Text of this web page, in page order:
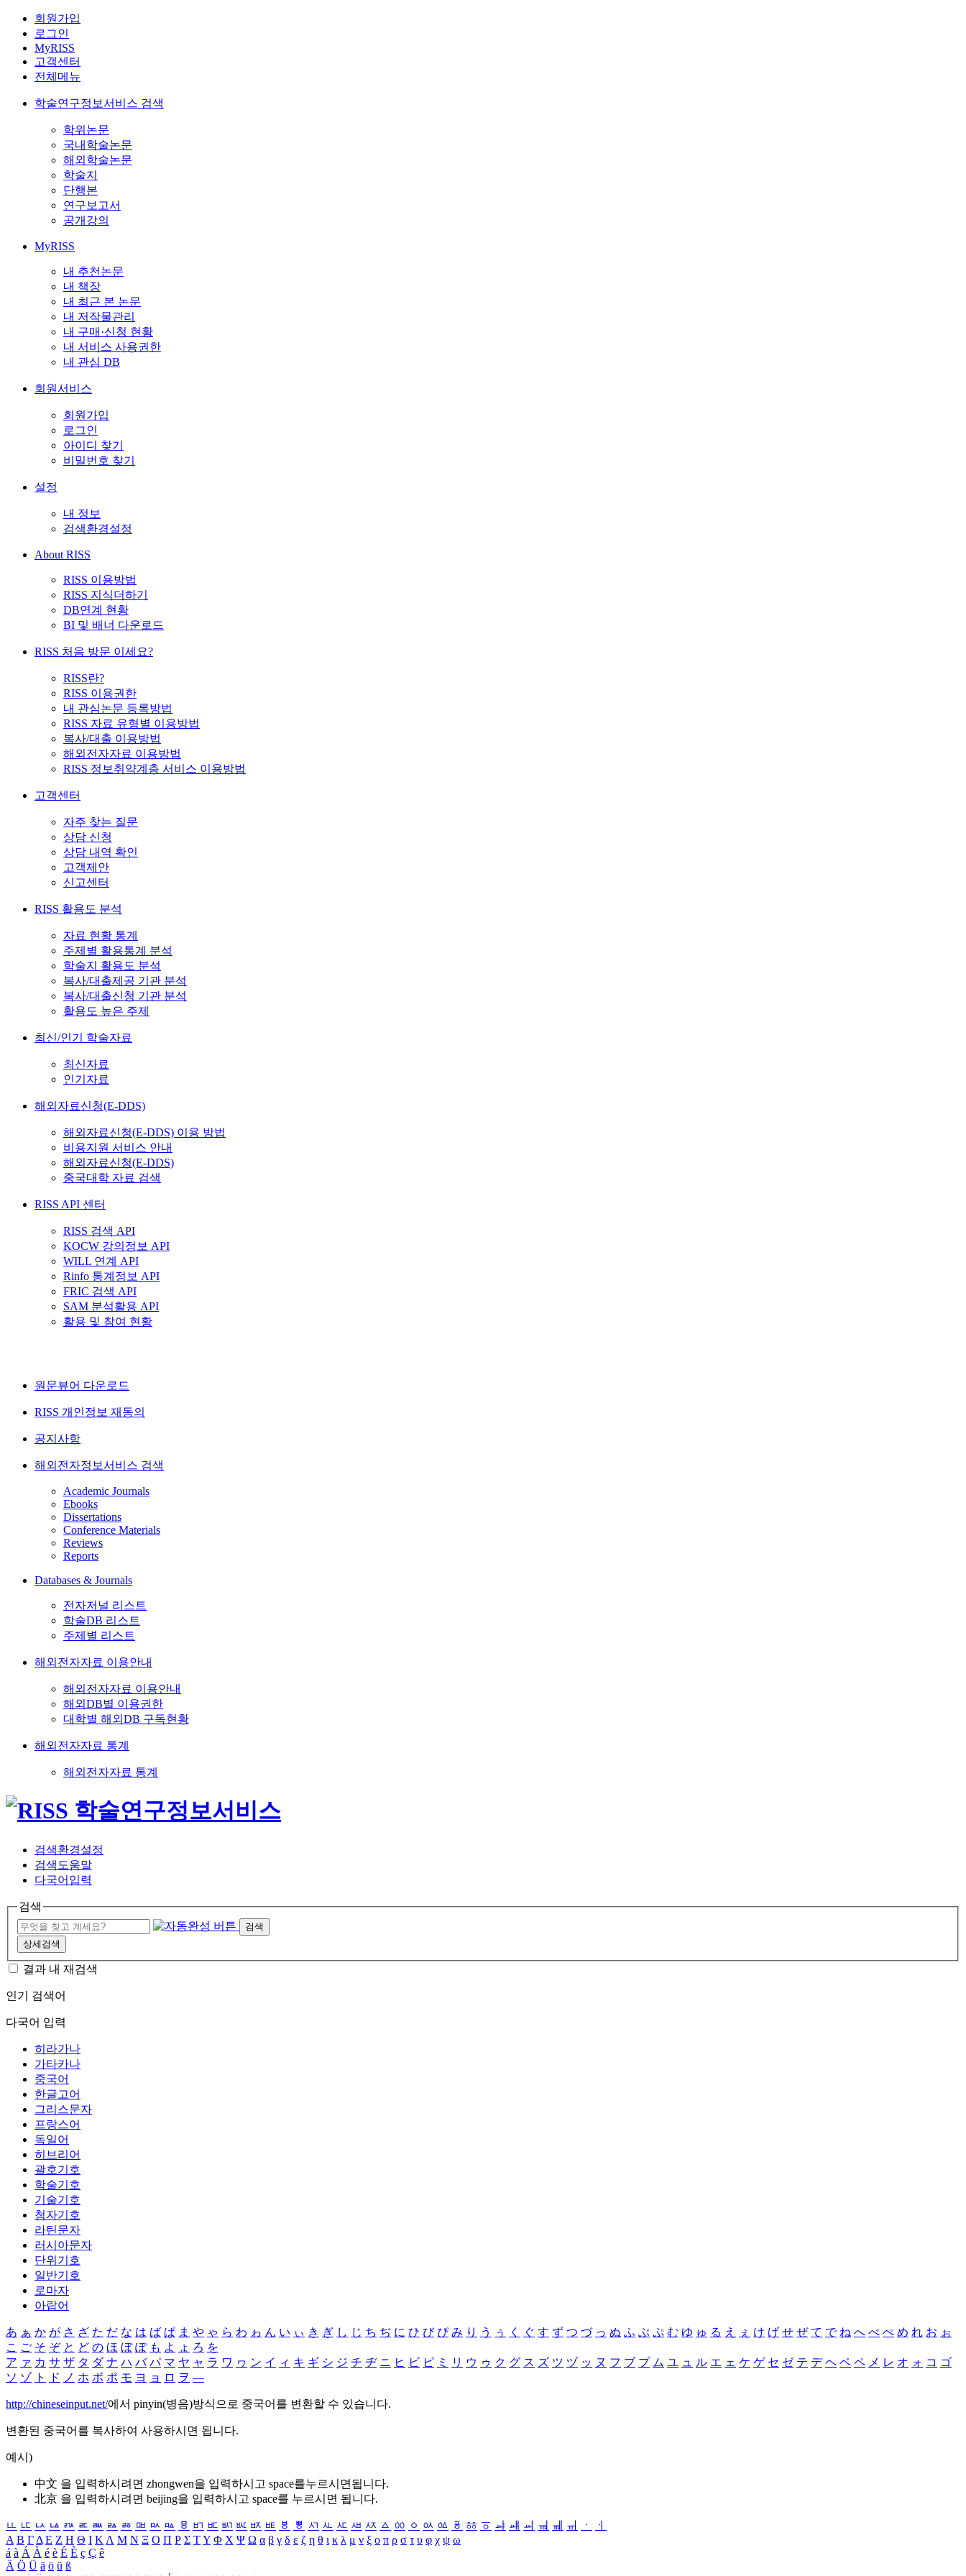
회원가입
로그인
MyRISS
고객센터
전체메뉴
학술연구정보서비스 검색
학위논문
국내학술논문
해외학술논문
학술지
단행본
연구보고서
공개강의
MyRISS
내 추천논문
내 책장
내 최근 본 논문
내 저작물관리
내 구매·신청 현황
내 서비스 사용권한
내 관심 DB
회원서비스
회원가입
로그인
아이디 찾기
비밀번호 찾기
설정
내 정보
검색환경설정
About RISS
RISS 이용방법
RISS 지식더하기
DB연계 현황
BI 및 배너 다운로드
RISS 처음 방문 이세요?
RISS란?
RISS 이용권한
내 관심논문 등록방법
RISS 자료 유형별 이용방법
복사/대출 이용방법
해외전자자료 이용방법
RISS 정보취약계층 서비스 이용방법
고객센터
자주 찾는 질문
상담 신청
상담 내역 확인
고객제안
신고센터
RISS 활용도 분석
자료 현황 통계
주제별 활용통계 분석
학술지 활용도 분석
복사/대출제공 기관 분석
복사/대출신청 기관 분석
활용도 높은 주제
최신/인기 학술자료
최신자료
인기자료
해외자료신청(E-DDS)
해외자료신청(E-DDS) 이용 방법
비용지원 서비스 안내
해외자료신청(E-DDS)
중국대학 자료 검색
RISS API 센터
RISS 검색 API
KOCW 강의정보 API
WILL 연계 API
Rinfo 통계정보 API
FRIC 검색 API
SAM 분석활용 API
활용 및 참여 현황
원문뷰어 다운로드
RISS 개인정보 재동의
공지사항
해외전자정보서비스 검색
Academic Journals
Ebooks
Dissertations
Conference Materials
Reviews
Reports
Databases & Journals
전자저널 리스트
학술DB 리스트
주제별 리스트
해외전자자료 이용안내
해외전자자료 이용안내
해외DB별 이용권한
대학별 해외DB 구독현황
해외전자자료 통계
해외전자자료 통계
검색환경설정
검색도움말
다국어입력
검색
검색
상세검색
결과 내 재검색
인기 검색어
다국어 입력
히라가나
가타카나
중국어
한글고어
그리스문자
프랑스어
독일어
히브리어
괄호기호
학술기호
기술기호
첨자기호
라틴문자
러시아문자
단위기호
일반기호
로마자
아랍어
あ ぁ か が さ ざ た だ な は ば ぱ ま や ゃ ら わ ゎ ん い ぃ き ぎ し じ ち ぢ に ひ び ぴ み り う ぅ く ぐ す ず つ づ っ ぬ ふ ぶ ぷ む ゆ ゅ る え ぇ け げ せ ぜ て で ね へ べ ぺ め れ お ぉ
こ ご そ ぞ と ど の ほ ぼ ぽ も よ ょ ろ を
ア ァ カ サ ザ タ ダ ナ ハ バ パ マ ヤ ャ ラ ワ ヮ ン イ ィ キ ギ シ ジ チ ヂ ニ ヒ ビ ピ ミ リ ウ ゥ ク グ ス ズ ツ ヅ ッ ヌ フ ブ プ ム ユ ュ ル エ ェ ケ ゲ セ ゼ テ デ ヘ ベ ペ メ レ オ ォ コ ゴ
ソ ゾ ト ド ノ ホ ボ ポ モ ヨ ョ ロ ヲ ―
http://chineseinput.net/에서 pinyin(병음)방식으로 중국어를 변환할 수 있습니다.
변환된 중국어를 복사하여 사용하시면 됩니다.
예시)
中文 을 입력하시려면 zhongwen을 입력하시고 space를누르시면됩니다.
北京 을 입력하시려면 beijing을 입력하시고 space를 누르시면 됩니다.
ㅥ ㅦ ㅧ ㅨ ㅩ ㅪ ㅫ ㅬ ㅭ ㅮ ㅯ ㅰ ㅱ ㅲ ㅳ ㅴ ㅵ ㅶ ㅷ ㅸ ㅹ ㅺ ㅻ ㅼ ㅽ ㅾ ㅿ ㆀ ㆁ ㆂ ㆃ ㆄ ㆅ ㆆ ㆇ ㆈ ㆉ ㆊ ㆋ ㆌ ㆍ
ㆎ
Α Β ΓΔ Ε Ζ Η Θ Ι ΚΛ Μ Ν Ξ Ο Π Ρ Σ ΤΥ Φ Χ Ψ Ω α β γ δ ε ζ η θ ι κ λ μ ν ξ ο π ρ σ τ υ φ χ ψ ω
á à Á À é è É È ç Ç ê
Ä Ö Ü ä ö ü ß